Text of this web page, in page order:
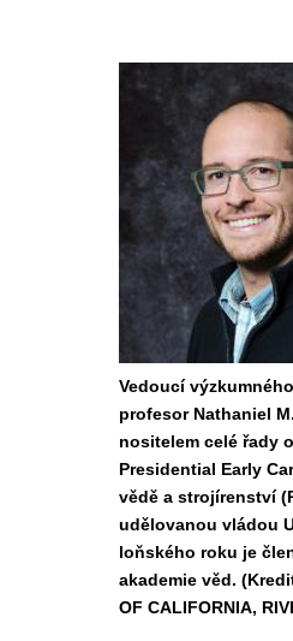
Vedoucí
profesor Nathaniel
nositelem celé řady
Presidential Early
vědě a strojírenství
udělovanou vládou
loňského roku je
akademie věd.
OF CALIFORNIA,